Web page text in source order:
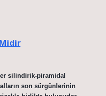
silindirik-piramidal
son sürgünlerinin